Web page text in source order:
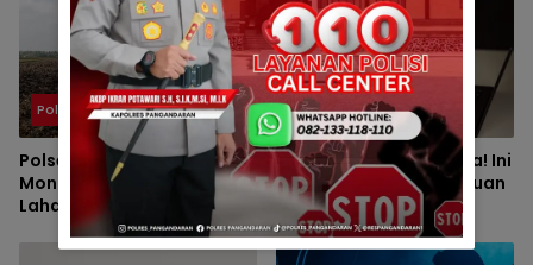
Polsek
Polsek Padaherang
Monitoring Kesiapan
Lahan Program
Penanaman Jagung di
Desa Ciganjeng
Sosial dan Umum
Jangan Mudah Percaya! Ini
Berbagai Modus Penipuan
yang Sering Menjerat
Masyarakat